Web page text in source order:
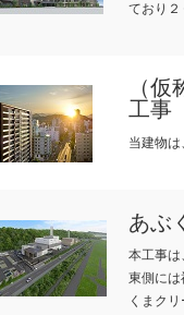
ており２
（
工事
当建物
あぶ
本工事は
東側には
くまク